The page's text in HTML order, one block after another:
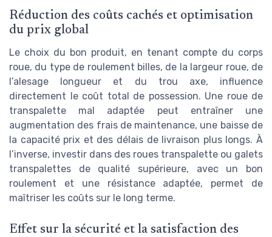
Réduction des coûts cachés et optimisation
du prix global
Le choix du bon produit, en tenant compte du corps
roue, du type de roulement billes, de la largeur roue, de
l’alesage longueur et du trou axe, influence
directement le coût total de possession. Une roue de
transpalette mal adaptée peut entraîner une
augmentation des frais de maintenance, une baisse de
la capacité prix et des délais de livraison plus longs. À
l’inverse, investir dans des roues transpalette ou galets
transpalettes de qualité supérieure, avec un bon
roulement et une résistance adaptée, permet de
maîtriser les coûts sur le long terme.
Effet sur la sécurité et la satisfaction des